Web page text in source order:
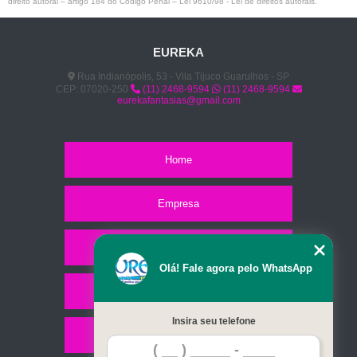
EUREKA
Rua Indianópolis, 53 - Vila Tijuco Guarulhos - SP
CEP: 07020-250
(11) 2468-9594
(11) 2468-9594
eurekafantasias@gmail.com
Home
Empresa
Contato
Olá! Fale agora pelo WhatsApp
Insira seu telefone